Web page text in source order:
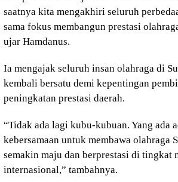
saatnya kita mengakhiri seluruh
sama fokus membangun prestasi
ujar Hamdanus.
Ia mengajak seluruh insan olahraga di
kembali bersatu demi kepentingan
peningkatan prestasi daerah.
“Tidak ada lagi kubu-kubuan. Yang ada
kebersamaan untuk membawa olahraga
semakin maju dan berprestasi di tingkat
internasional,” tambahnya.